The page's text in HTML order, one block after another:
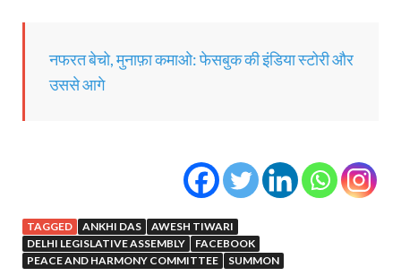
नफरत बेचो, मुनाफ़ा कमाओ: फेसबुक की इंडिया स्‍टोरी और
उससे आगे
TAGGED ANKHI DAS
AWESH TIWARI
DELHI LEGISLATIVE ASSEMBLY
FACEBOOK
PEACE AND HARMONY COMMITTEE
SUMMON